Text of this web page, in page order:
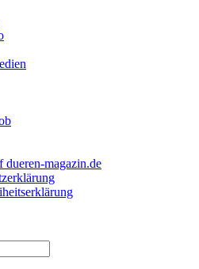
dueren-magazin.de